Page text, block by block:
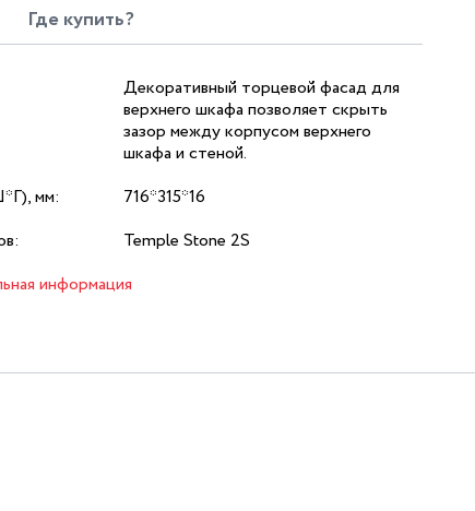
Где купить?
Декоративный торцевой фасад для
верхнего шкафа позволяет скрыть
зазор между корпусом верхнего
шкафа и стеной.
мм:
716*315*16
Temple Stone 2S
информация